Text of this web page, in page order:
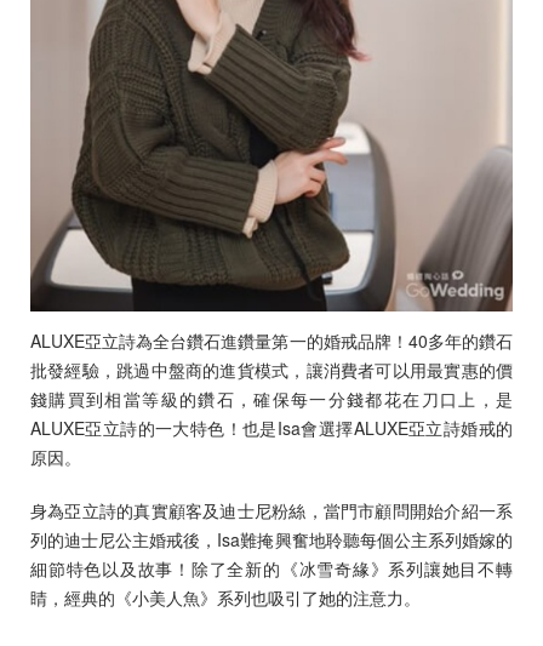
ALUXE亞立詩為全台鑽石進鑽量第一的婚戒品牌！40多年的鑽石
批發經驗，跳過中盤商的進貨模式，讓消費者可以用最實惠的價
錢購買到相當等級的鑽石，確保每一分錢都花在刀口上，是
ALUXE亞立詩的一大特色！也是Isa會選擇ALUXE亞立詩婚戒的
原因。
身為亞立詩的真實顧客及迪士尼粉絲，當門市顧問開始介紹一系
列的迪士尼公主婚戒後，Isa難掩興奮地聆聽每個公主系列婚嫁的
細節特色以及故事！除了全新的《冰雪奇緣》系列讓她目不轉
睛，經典的《小美人魚》系列也吸引了她的注意力。